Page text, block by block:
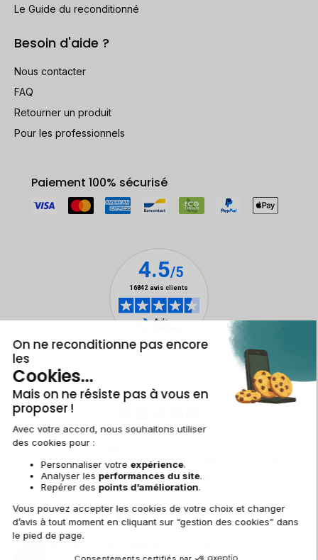
Le Guide du reconditionné
Besoin d'aide ?
Nous contacter
FAQ
Retourner un produit
Pour les professionnels
Paiement 100% sécurisé
Mentions légales & CGU
Conditions générales de venteDonnées personnelles
AccessibilitéPlan du site
BE-FR | €